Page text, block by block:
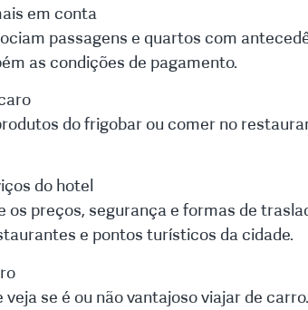
em conta
passagens e quartos com
as condições de pagamento.
do frigobar ou comer no
do hotel
os preços, segurança e formas de
e pontos turísticos da cidade.
veja se é ou não vantajoso viajar de